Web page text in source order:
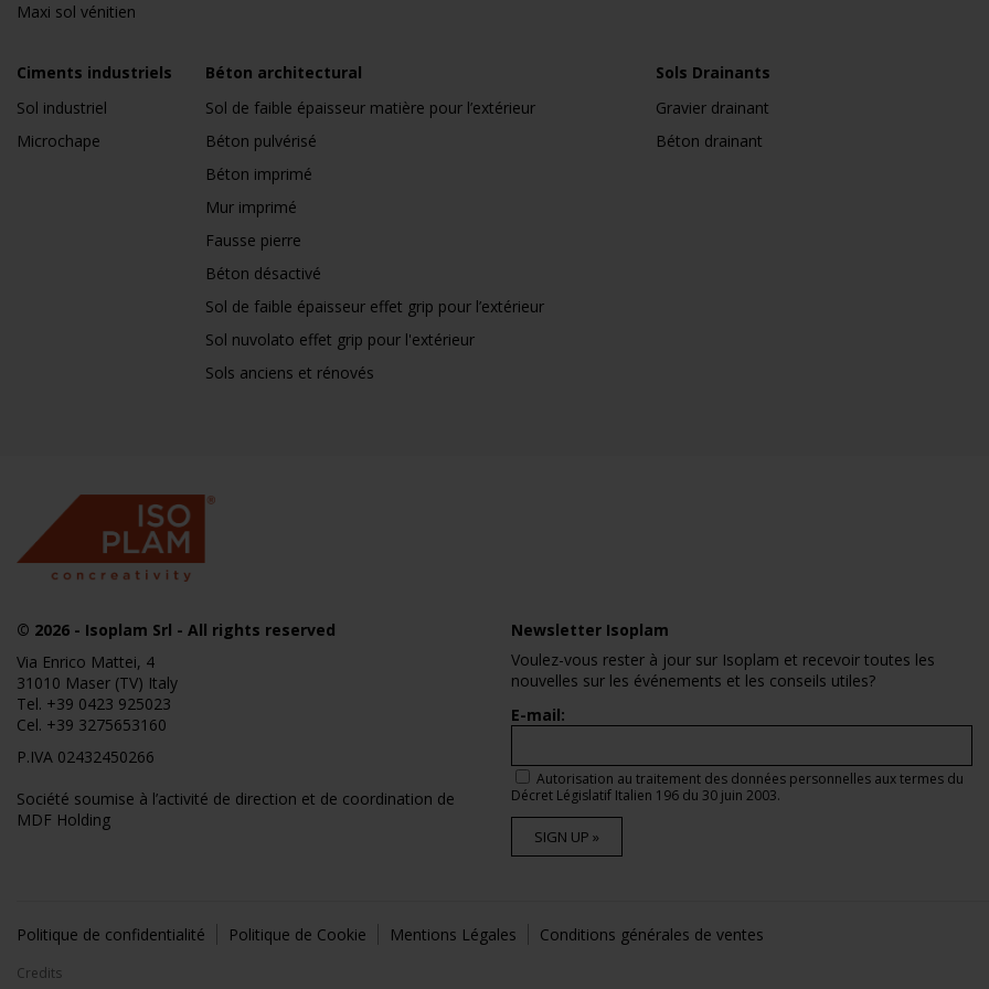
Maxi sol vénitien
Ciments industriels
Sol industriel
Microchape
Béton architectural
Sol de faible épaisseur matière pour l’extérieur
Béton pulvérisé
Béton imprimé
Mur imprimé
Fausse pierre
Béton désactivé
Sol de faible épaisseur effet grip pour l’extérieur
Sol nuvolato effet grip pour l'extérieur
Sols anciens et rénovés
Sols Drainants
Gravier drainant
Béton drainant
© 2026 - Isoplam Srl - All rights reserved
Via Enrico Mattei, 4
31010 Maser (TV) Italy
Tel. +39 0423 925023
Cel. +39 3275653160
P.IVA 02432450266
Société soumise à l’activité de direction et de coordination de
MDF Holding
Newsletter Isoplam
Voulez-vous rester à jour sur Isoplam et recevoir toutes les
nouvelles sur les événements et les conseils utiles?
E-mail:
Autorisation au traitement des données personnelles aux termes du
Décret Législatif Italien 196 du 30 juin 2003.
SIGN UP »
Politique de confidentialité Politique de Cookie Mentions Légales Conditions générales de ventes
Credits